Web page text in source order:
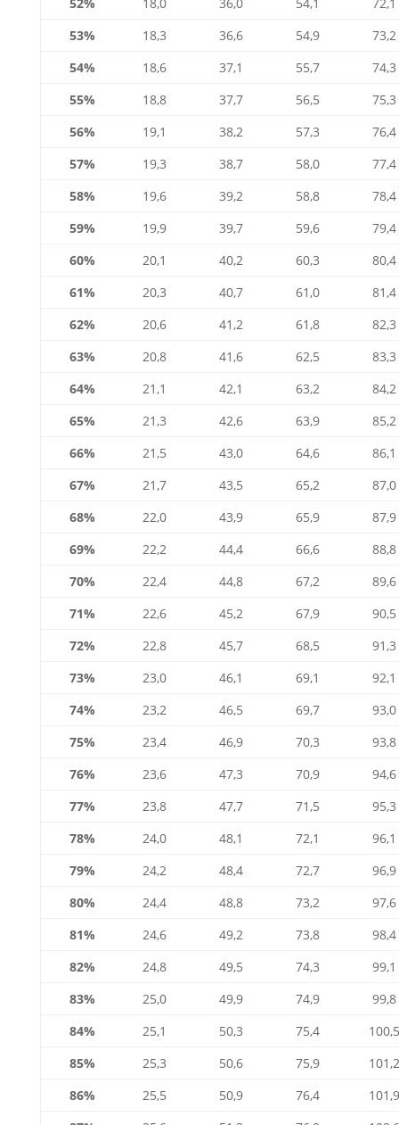
52% 18,0 36,0 54,1
72,1
53%
18,3 36,6 54,9
73,2
54%
18,6 37,1 55,7
74,3
55%
18,8 37,7 56,5
75,3
56%
19,1 38,2 57,3
76,4
57%
19,3 38,7 58,0
77,4
58%
19,6 39,2 58,8
78,4
59%
19,9 39,7 59,6
79,4
60%
20,1 40,2 60,3
80,4
61%
20,3 40,7 61,0
81,4
62%
20,6 41,2 61,8
82,3
63%
20,8 41,6 62,5
83,3
64%
21,1 42,1 63,2
84,2
65%
21,3 42,6 63,9
85,2
66%
21,5 43,0 64,6
86,1
67%
21,7 43,5 65,2
87,0
68%
22,0 43,9 65,9
87,9
69%
22,2 44,4 66,6
88,8
70%
22,4 44,8 67,2
89,6
71%
22,6 45,2 67,9
90,5
72%
22,8 45,7 68,5
91,3
73%
23,0 46,1 69,1
92,1
74%
23,2 46,5 69,7
93,0
75%
23,4 46,9 70,3
93,8
76%
23,6 47,3 70,9
94,6
77%
23,8 47,7 71,5
95,3
78%
24,0 48,1 72,1
96,1
79%
24,2 48,4 72,7
96,9
80%
24,4 48,8 73,2
97,6
81%
24,6 49,2 73,8
98,4
82%
24,8 49,5 74,3
99,1
83%
25,0 49,9 74,9
99,8
84%
25,1 50,3 75,4
85%
25,3 50,6 75,9
86%
25,5 50,9 76,4